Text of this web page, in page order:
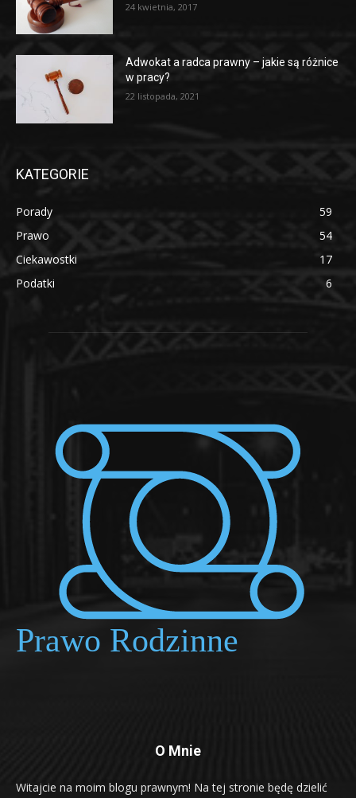
24 kwietnia, 2017
Adwokat a radca prawny – jakie są różnice
w pracy?
22 listopada, 2021
KATEGORIE
Porady
59
Prawo
54
Ciekawostki
17
Podatki
6
O Mnie
Witajcie na moim blogu prawnym! Na tej stronie będę dzielić